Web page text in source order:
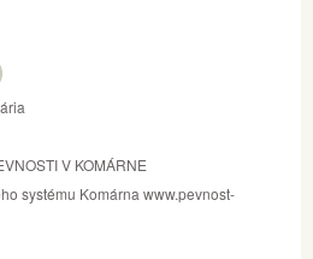
V KOMÁRNE
systému Komárna www.pevnost-